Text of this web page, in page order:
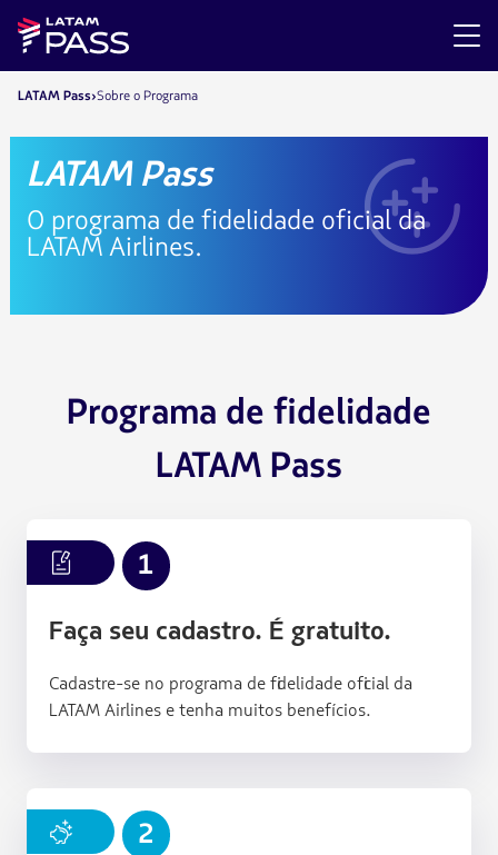
LATAM Pass Sobre o Programa
LATAM Pass
O programa de fidelidade oficial da
LATAM Airlines.
Programa de fidelidade
LATAM Pass
INT007 1
Faça seu cadastro. É gratuito.
Cadastre-se no programa de fidelidade oficial da
LATAM Airlines e tenha muitos benefícios.
FFP006 2